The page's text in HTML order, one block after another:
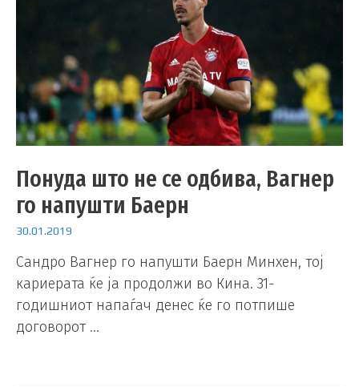
Понуда што не се одбива, Вагнер
го напушти Баерн
30.01.2019
Сандро Вагнер го напушти Баерн Минхен, тој
кариерата ќе ја продолжи во Кина. 31-
годишниот напаѓач денес ќе го потпише
договорот …